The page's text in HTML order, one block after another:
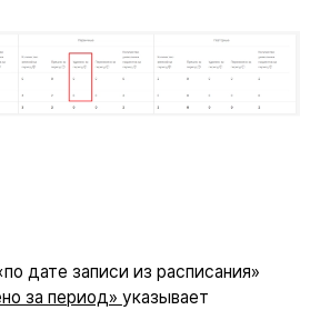
дате записи из расписания»
за период» указывает